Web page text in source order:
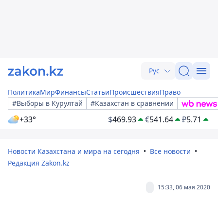
Рус
ПолитикаМирФинансыСтатьиПроисшествияПраво
#Выборы в Курултай
#Казахстан в сравнении
+33° $469.93 €541.64 ₽5.71
Новости Казахстана и мира на сегодня
Все новости
Редакция Zakon.kz
15:33, 06 мая 2020